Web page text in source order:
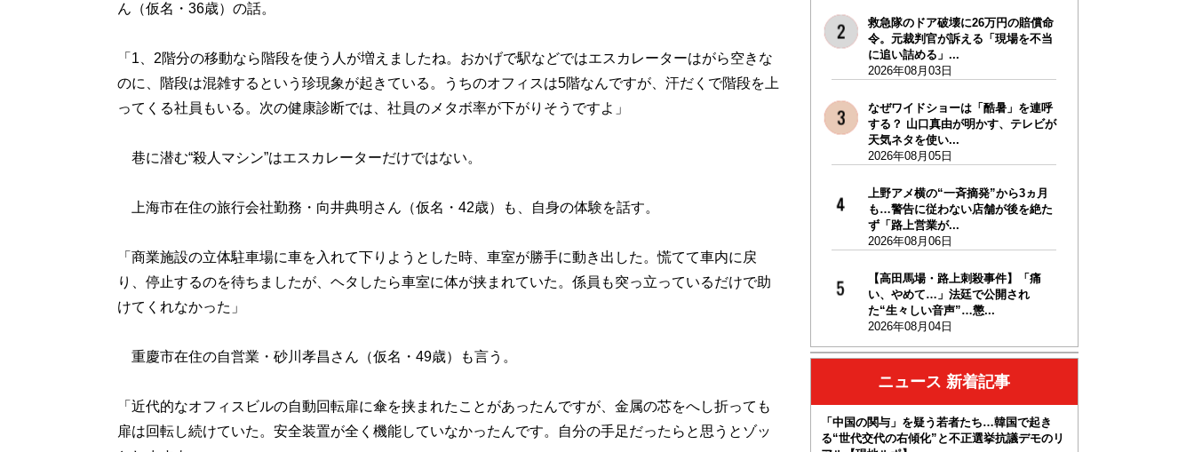
ん（仮名・36歳）の話。
「1、2階分の移動なら階段を使う人が増えましたね。おかげで駅などではエスカレーターはがら空きな
のに、階段は混雑するという珍現象が起きている。うちのオフィスは5階なんですが、汗だくで階段を上
ってくる社員もいる。次の健康診断では、社員のメタボ率が下がりそうですよ」
巷に潜む“殺人マシン”はエスカレーターだけではない。
上海市在住の旅行会社勤務・向井典明さん（仮名・42歳）も、自身の体験を話す。
「商業施設の立体駐車場に車を入れて下りようとした時、車室が勝手に動き出した。慌てて車内に戻
り、停止するのを待ちましたが、ヘタしたら車室に体が挟まれていた。係員も突っ立っているだけで助
けてくれなかった」
重慶市在住の自営業・砂川孝昌さん（仮名・49歳）も言う。
「近代的なオフィスビルの自動回転扉に傘を挟まれたことがあったんですが、金属の芯をへし折っても
扉は回転し続けていた。安全装置が全く機能していなかったんです。自分の手足だったらと思うとゾッ
救急隊のドア破壊に26万円の賠償命
令。元裁判官が訴える「現場を不当
に追い詰める」...
2026年08月03日
なぜワイドショーは「酷暑」を連呼
する？ 山口真由が明かす、テレビが
天気ネタを使い...
2026年08月05日
上野アメ横の“一斉摘発”から3ヵ月
も…警告に従わない店舗が後を絶た
ず「路上営業が...
2026年08月06日
【高田馬場・路上刺殺事件】「痛
い、やめて…」法廷で公開され
た“生々しい音声”…懲...
2026年08月04日
ニュース 新着記事
「中国の関与」を疑う若者たち…韓国で起き
る“世代交代の右傾化”と不正選挙抗議デモのリ